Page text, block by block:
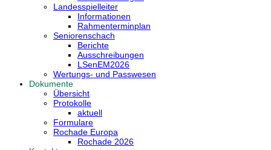
Landesspielleiter
Informationen
Rahmenterminplan
Seniorenschach
Berichte
Ausschreibungen
LSenEM2026
Wertungs- und Passwesen
Dokumente
Übersicht
Protokolle
aktuell
Formulare
Rochade Europa
Rochade 2026